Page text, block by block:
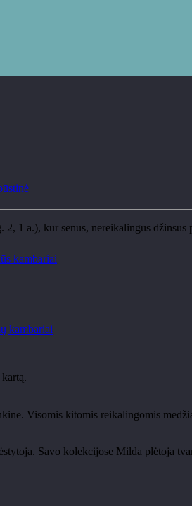
kambariai
kambariai
2, 1 a.), kur senus, nereikalingus džinsus
Visomis kitomis reikalingomis
Savo kolekcijose Milda plėtoja